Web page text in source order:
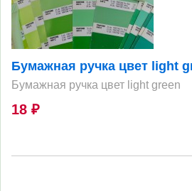
Бумажная ручка цвет light
Бумажная ручка цвет light green
18 ₽